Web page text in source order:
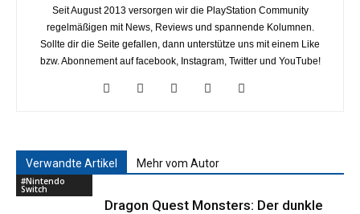
Seit August 2013 versorgen wir die PlayStation Community
regelmäßigen mit News, Reviews und spannende Kolumnen.
Sollte dir die Seite gefallen, dann unterstütze uns mit einem Like
bzw. Abonnement auf facebook, Instagram, Twitter und YouTube!
Verwandte Artikel Mehr vom Autor
#Nintendo
Switch
Dragon Quest Monsters: Der dunkle